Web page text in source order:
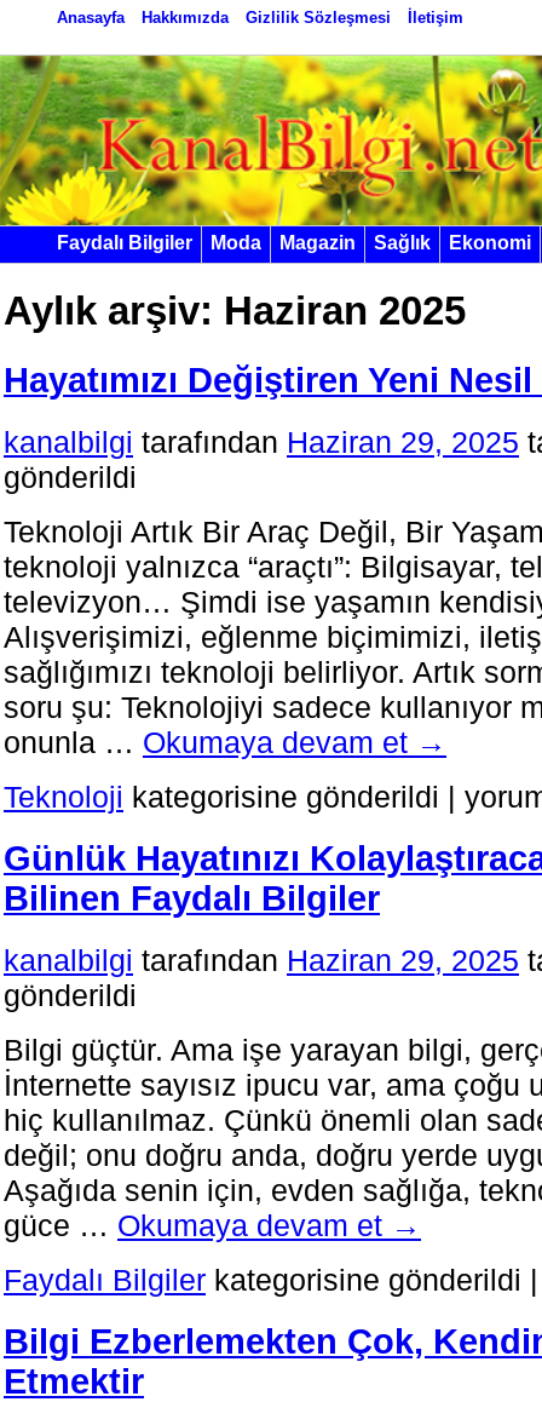
Anasayfa Hakkımızda Gizlilik Sözleşmesi İletişim
Faydalı Bilgiler Moda Magazin Sağlık Ekonomi
Aylık arşiv: Haziran 2025
Hayatımızı Değiştiren Yeni
kanalbilgi tarafından Haziran 29, 2025
gönderildi
Teknoloji Artık Bir Araç Değil, Bir
teknoloji yalnızca “araçtı”: Bilgisayar,
televizyon… Şimdi ise yaşamın
Alışverişimizi, eğlenme biçimimizi,
sağlığımızı teknoloji belirliyor. Artık
soru şu: Teknolojiyi sadece kullanıyor
onunla … Okumaya devam et →
Teknoloji kategorisine gönderildi |
Nesil
Günlük Hayatınızı
Bilinen Faydalı Bilgiler
kanalbilgi tarafından Haziran 29, 2025
gönderildi
Bilgi güçtür. Ama işe yarayan bilgi,
İnternette sayısız ipucu var, ama çoğu
hiç kullanılmaz. Çünkü önemli olan
değil; onu doğru anda, doğru yerde
Aşağıda senin için, evden sağlığa,
güce … Okumaya devam et →
Faydalı Bilgiler kategorisine gönderildi |
Bilgi Ezberlemekten Çok,
Etmektir